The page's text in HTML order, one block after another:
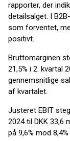
rapporter, der
detailsalget. I
som forventet,
positivt.
Bruttomarginen
21,5% i 2. kvartal
gennemsnitlige
af kvartalet.
Justeret EBIT
2024 til DKK 33,6
på 9,6% mod